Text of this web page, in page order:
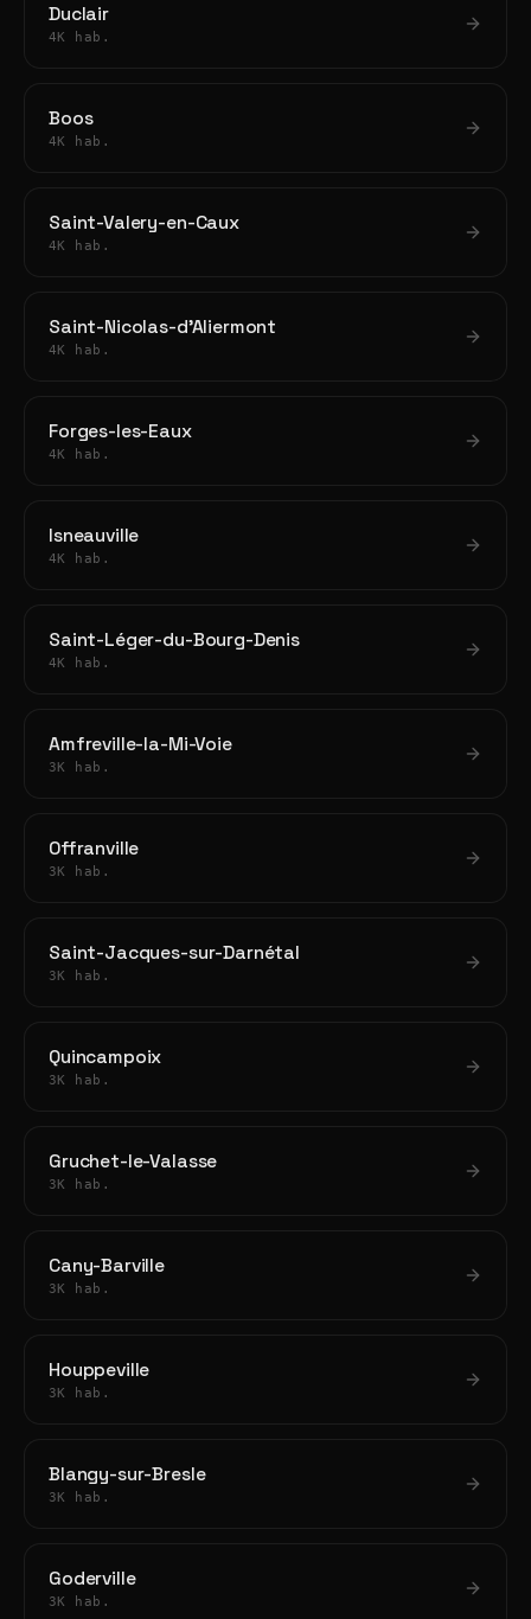
Duclair
4K hab.
Boos
4K hab.
Saint-Valery-en-Caux
4K hab.
Saint-Nicolas-d'Aliermont
4K hab.
Forges-les-Eaux
4K hab.
Isneauville
4K hab.
Saint-Léger-du-Bourg-Denis
4K hab.
Amfreville-la-Mi-Voie
3K hab.
Offranville
3K hab.
Saint-Jacques-sur-Darnétal
3K hab.
Quincampoix
3K hab.
Gruchet-le-Valasse
3K hab.
Cany-Barville
3K hab.
Houppeville
3K hab.
Blangy-sur-Bresle
3K hab.
Goderville
3K hab.